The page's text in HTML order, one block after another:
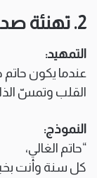
2. تهنئة صديق مقرّب
التمهيد:
عندما يكون حاتم
القلب وتمسّ
النموذج:
“حاتم الغالي،
كل سنة وأنت بخير